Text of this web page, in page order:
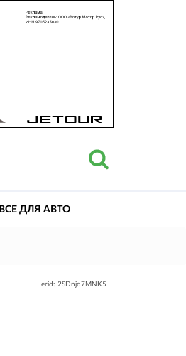
ВСЕ ДЛЯ АВТО
erid: 2SDnjd7MNK5